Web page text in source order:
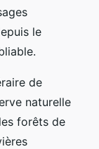
le
de
naturelle
forêts de